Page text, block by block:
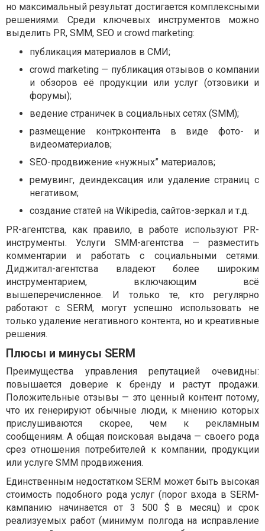
но максимальный результат достигается комплексными
решениями. Среди ключевых инструментов можно
выделить PR, SMM, SEO и crowd marketing:
публикация материалов в СМИ;
crowd marketing — публикация отзывов о компании
и обзоров её продукции или услуг (отзовики и
форумы);
ведение страничек в социальных сетях (SMM);
размещение контрконтента в виде фото- и
видеоматериалов;
SEO-продвижение «нужных” материалов;
ремувинг, деиндексация или удаление страниц с
негативом;
создание статей на Wikipedia, сайтов-зеркал и т.д.
PR-агентства, как правило, в работе используют PR-
инструменты. Услуги SMM-агентства — разместить
комментарии и работать с социальными сетями.
Диджитал-агентства владеют более широким
инструментарием, включающим всё
вышеперечисленное. И только те, кто регулярно
работают с SERM, могут успешно использовать не
только удаление негативного контента, но и креативные
решения.
Плюсы и минусы SERM
Преимущества управления репутацией очевидны:
повышается доверие к бренду и растут продажи.
Положительные отзывы — это ценный контент потому,
что их генерируют обычные люди, к мнению которых
прислушиваются скорее, чем к рекламным
сообщениям. А общая поисковая выдача — своего рода
срез отношения потребителей к компании, продукции
или услуге SMM продвижения.
Единственным недостатком SERM может быть высокая
стоимость подобного рода услуг (порог входа в SERM-
кампанию начинается от 3 500 $ в месяц) и срок
реализуемых работ (минимум полгода на исправление